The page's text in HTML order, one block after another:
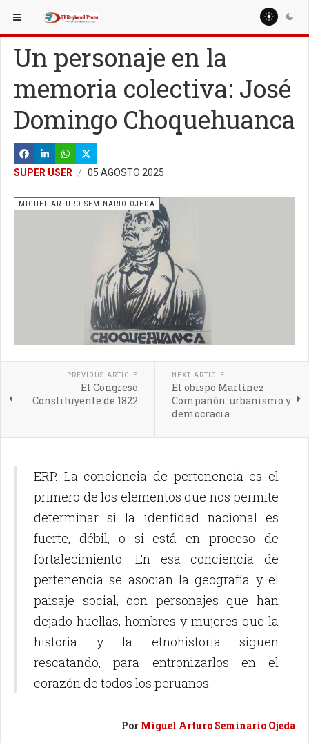
ESTÁ AQUÍ: COLUMNISTAS MIGUEL ARTURO SEMINARIO OJEDA
Un personaje en la
memoria colectiva: José
Domingo Choquehuanca
SUPER USER 05 AGOSTO 2025
MIGUEL ARTURO SEMINARIO OJEDA
PREVIOUS ARTICLE
El Congreso
Constituyente de 1822
NEXT ARTICLE
El obispo Martínez
Compañón: urbanismo y
democracia
ERP. La conciencia de pertenencia es el
primero de los elementos que nos permite
determinar si la identidad nacional es
fuerte, débil, o si está en proceso de
fortalecimiento. En esa conciencia de
pertenencia se asocian la geografía y el
paisaje social, con personajes que han
dejado huellas, hombres y mujeres que la
historia y la etnohistoria siguen
rescatando, para entronizarlos en el
corazón de todos los peruanos.
Por Miguel Arturo Seminario Ojeda